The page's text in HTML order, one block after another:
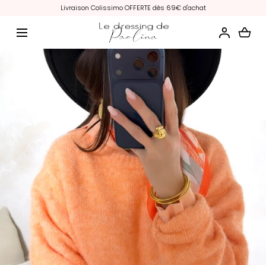
ALLER AU CONTENULivraison Colissimo OFFERTE dès 69€ d'achat
Chargement...
Média